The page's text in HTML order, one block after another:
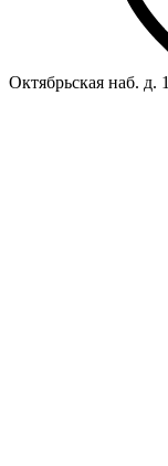
Октябрьская наб. д.